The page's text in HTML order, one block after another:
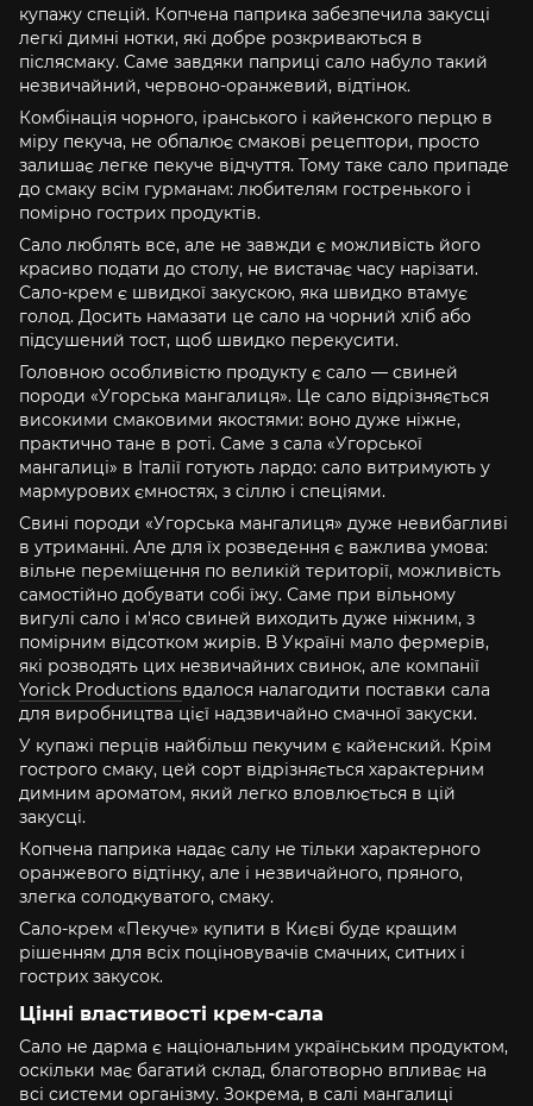
купажу спецій. Копчена паприка забезпечила закусці
легкі димні нотки, які добре розкриваються в
післясмаку. Саме завдяки паприці сало набуло такий
незвичайний, червоно-оранжевий, відтінок.
Комбінація чорного, іранського і кайенского перцю в
міру пекуча, не обпалює смакові рецептори, просто
залишає легке пекуче відчуття. Тому таке сало припаде
до смаку всім гурманам: любителям гостренького і
помірно гострих продуктів.
Сало люблять все, але не завжди є можливість його
красиво подати до столу, не вистачає часу нарізати.
Сало-крем є швидкої закускою, яка швидко втамує
голод. Досить намазати це сало на чорний хліб або
підсушений тост, щоб швидко перекусити.
Головною особливістю продукту є сало — свиней
породи «Угорська мангалиця». Це сало відрізняється
високими смаковими якостями: воно дуже ніжне,
практично тане в роті. Саме з сала «Угорської
мангалиці» в Італії готують лардо: сало витримують у
мармурових ємностях, з сіллю і спеціями.
Свині породи «Угорська мангалиця» дуже невибагливі
в утриманні. Але для їх розведення є важлива умова:
вільне переміщення по великій території, можливість
самостійно добувати собі їжу. Саме при вільному
вигулі сало і м'ясо свиней виходить дуже ніжним, з
помірним відсотком жирів. В Україні мало фермерів,
які розводять цих незвичайних свинок, але компанії
Yorick Productions вдалося налагодити поставки сала
для виробництва цієї надзвичайно смачної закуски.
У купажі перців найбільш пекучим є кайенский. Крім
гострого смаку, цей сорт відрізняється характерним
димним ароматом, який легко вловлюється в цій
закусці.
Копчена паприка надає салу не тільки характерного
оранжевого відтінку, але і незвичайного, пряного,
злегка солодкуватого, смаку.
Сало-крем «Пекуче» купити в Києві буде кращим
рішенням для всіх поціновувачів смачних, ситних і
гострих закусок.
Цінні властивості крем-сала
Сало не дарма є національним українським продуктом,
оскільки має багатий склад, благотворно впливає на
всі системи організму. Зокрема, в салі мангалиці